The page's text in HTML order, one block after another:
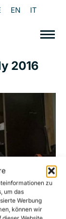
zu
um das
Werbung
können wir
EN IT
2016